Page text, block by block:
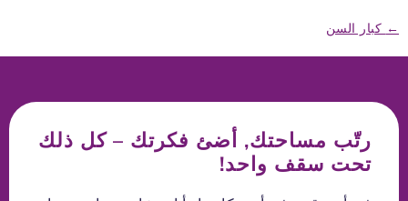
← كبار السن
رتّب مساحتك, أضئ فكرتك – كل ذلك
تحت سقف واحد!